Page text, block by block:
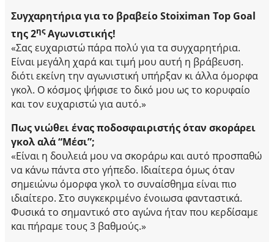
Συγχαρητήρια για το βραβείο Stoiximan Top Goal
της 2ηςΑγωνιστικής!
«Σας ευχαριστώ πάρα πολύ για τα συγχαρητήρια.
Είναι μεγάλη χαρά και τιμή μου αυτή η βράβευση.
διότι εκείνη την αγωνιστική υπήρξαν κι άλλα όμορφα
γκολ. Ο κόσμος ψήφισε το δικό μου ως το κορυφαίο
και τον ευχαριστώ για αυτό.»
Πως νιώθει ένας ποδοσφαιριστής όταν σκοράρει
γκολ αλά “Μέσι”;
«Είναι η δουλειά μου να σκοράρω και αυτό προσπαθώ
να κάνω πάντα στο γήπεδο. Ιδιαίτερα όμως όταν
σημειώνω όμορφα γκολ το συναίσθημα είναι πιο
ιδιαίτερο. Στο συγκεκριμένο ένοιωσα φανταστικά.
Φυσικά το σημαντικό στο αγώνα ήταν που κερδίσαμε
και πήραμε τους 3 βαθμούς.»